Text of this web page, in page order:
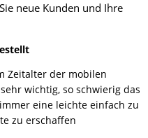
neue Kunden und Ihre
Zeitalter der mobilen
wichtig, so schwierig das
eine leichte einfach zu
zu erschaffen